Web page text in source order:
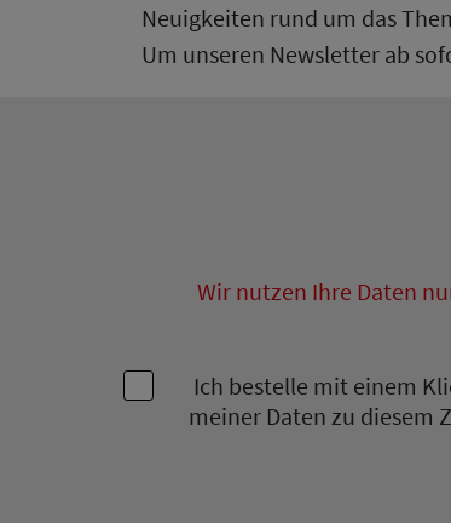
Neuigkeiten rund um das
Um unseren Newsletter ab
Wir nutzen Ihre Daten
Ich bestelle mit einem
meiner Daten zu diesem